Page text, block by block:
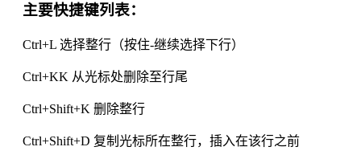
主要快捷键列表：
Ctrl+L 选择整行（按住-继续选择下行）
Ctrl+KK 从光标处删除至行尾
Ctrl+Shift+K 删除整行
Ctrl+Shift+D 复制光标所在整行，插入在该行之前